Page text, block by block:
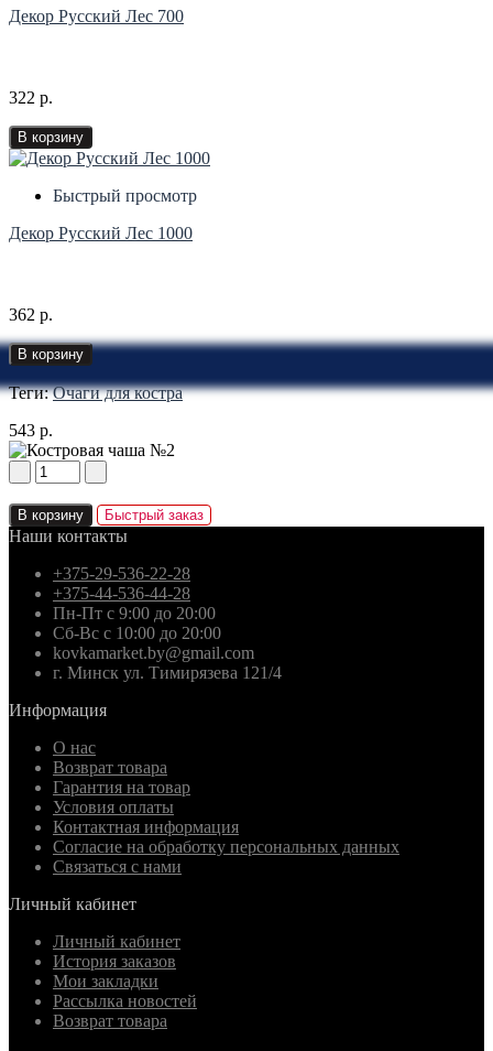
Декор Русский Лес 700
322 р.
В корзину
Быстрый просмотр
Декор Русский Лес 1000
362 р.
В корзину
Теги:Очаги для костра
543 р.
В корзину Быстрый заказ
Наши контакты
+375-29-536-22-28
+375-44-536-44-28
Пн-Пт с 9:00 до 20:00
Сб-Вс с 10:00 до 20:00
kovkamarket.by@gmail.com
г. Минск ул. Тимирязева 121/4
Информация
О нас
Возврат товара
Гарантия на товар
Условия оплаты
Контактная информация
Согласие на обработку персональных данных
Связаться с нами
Личный кабинет
Личный кабинет
История заказов
Мои закладки
Рассылка новостей
Возврат товара